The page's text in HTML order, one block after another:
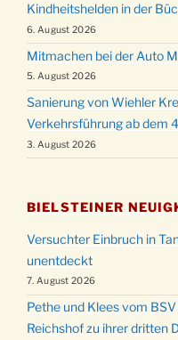
Kindheitshelden in der
6. August 2026
Mitmachen bei der Auto
5. August 2026
Sanierung von Wiehler
Verkehrsführung ab dem
3. August 2026
BIELSTEINER
Versuchter Einbruch in
unentdeckt
7. August 2026
Pethe und Klees vom
Reichshof zu ihrer dritten